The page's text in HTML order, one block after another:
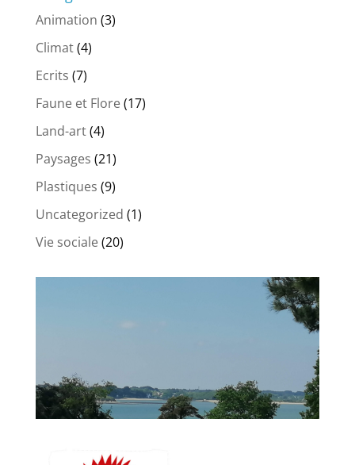
Animation (3)
Climat(4)
Ecrits (7)
Faune et Flore(17)
Land-art(4)
Paysages (21)
Plastiques (9)
Uncategorized (1)
Vie sociale(20)